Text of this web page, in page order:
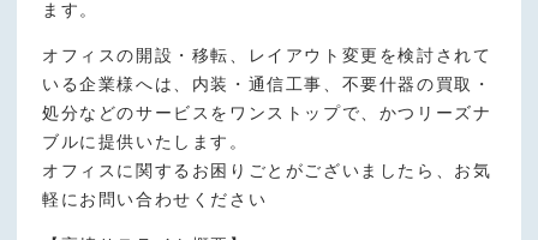
ます。
オフィスの開設・移転、レイアウト変更を検討されて
いる企業様へは、内装・通信工事、不要什器の買取・
処分などのサービスをワンストップで、かつリーズナ
ブルに提供いたします。
オフィスに関するお困りごとがございましたら、お気
軽にお問い合わせください